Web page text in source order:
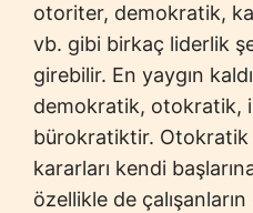
otoriter, demokratik,
vb. gibi birkaç liderlik
girebilir. En yaygın
demokratik, otokratik,
bürokratiktir.
kararları kendi
özellikle de